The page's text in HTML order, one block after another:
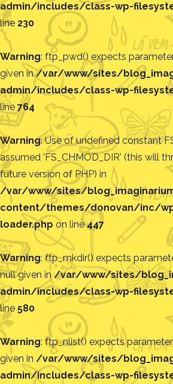
admin/includes/class-wp-
line 230
Warning: ftp_pwd() expects
given in/var/www/sites/
admin/includes/class-wp-
line 764
Warning: Use of undefined constant
assumed 'FS_CHMOD_DIR' (this will
future version of PHP) in
/var/www/sites/
content/themes/donovan/inc/
loader.php on line447
Warning: ftp_mkdir() expects
null given in/var/www/sites/
admin/includes/class-wp-
line 580
Warning: ftp_nlist() expects
given in /var/www/sites/
admin/includes/class-wp-